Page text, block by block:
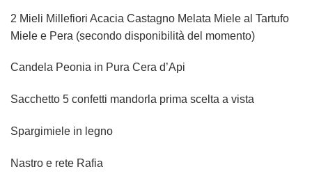
2 Mieli Millefiori Acacia Castagno Melata Miele al Tartufo
Miele e Pera (secondo disponibilità del momento)
Candela Peonia in Pura Cera d’Api
Sacchetto 5 confetti mandorla prima scelta a vista
Spargimiele in legno
Nastro e rete Rafia